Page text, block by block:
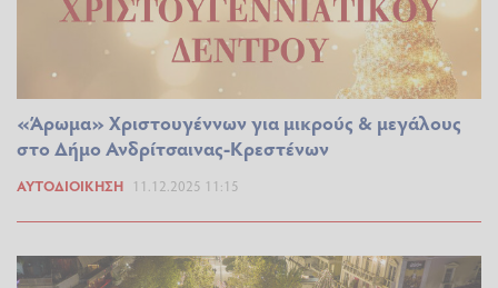
«Άρωμα» Χριστουγέννων για μικρούς & μεγάλους
στο Δήμο Ανδρίτσαινας-Κρεστένων
ΑΥΤΟΔΙΟΊΚΗΣΗ 11.12.2025 11:15